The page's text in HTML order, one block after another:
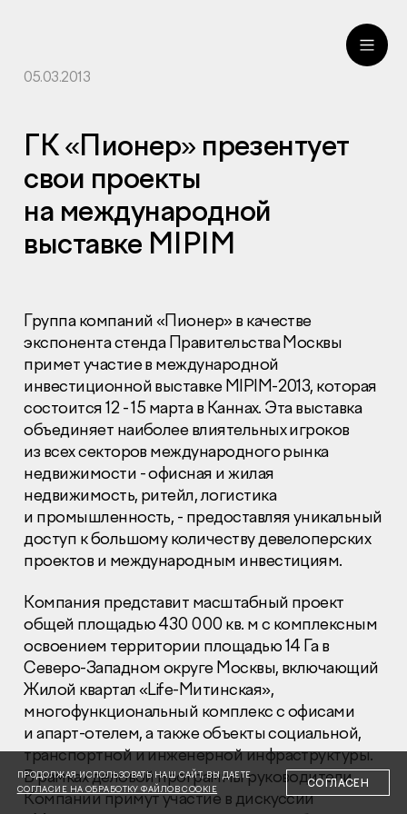
Раскрытие информации
Правовая информация
Сообщить о коррупции
Глaвный oфиc
+7 (495) 502 95 59
Отдел продаж
+7 (495) 641-35-35
Заказать звонок
© 2001-2026 Компания «Пионер»
05.03.2013
ГК «Пионер» презентует
свои проекты
на международной
выставке MIPIM
Группа компаний «Пионер» в качестве
экспонента стенда Правительства Москвы
примет участие в международной
инвестиционной выставке MIPIM-2013, которая
состоится 12 - 15 марта в Каннах. Эта выставка
объединяет наиболее влиятельных игроков
из всех секторов международного рынка
недвижимости - офисная и жилая
недвижимость, ритейл, логистика
и промышленность, - предоставляя уникальный
доступ к большому количеству девелоперских
проектов и международным инвестициям.
Компания представит масштабный проект
общей площадью 430 000 кв. м с комплексным
освоением территории площадью 14 Га в
Северо-Западном округе Москвы, включающий
Жилой квартал «Life-Митинская»,
многофункциональный комплекс с офисами
и апарт-отелем, а также объекты социальной,
транспортной и инженерной инфраструктуры.
В рамках деловой программы руководители
Компании примут участие в дискуссии
ПРОДОЛЖАЯ ИСПОЛЬЗОВАТЬ НАШ САЙТ, ВЫ ДАЕТЕ
СОГЛАСИЕ НА ОБРАБОТКУ ФАЙЛОВ COOKIE
СОГЛАСЕН